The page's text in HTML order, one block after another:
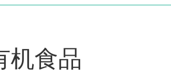
机食品